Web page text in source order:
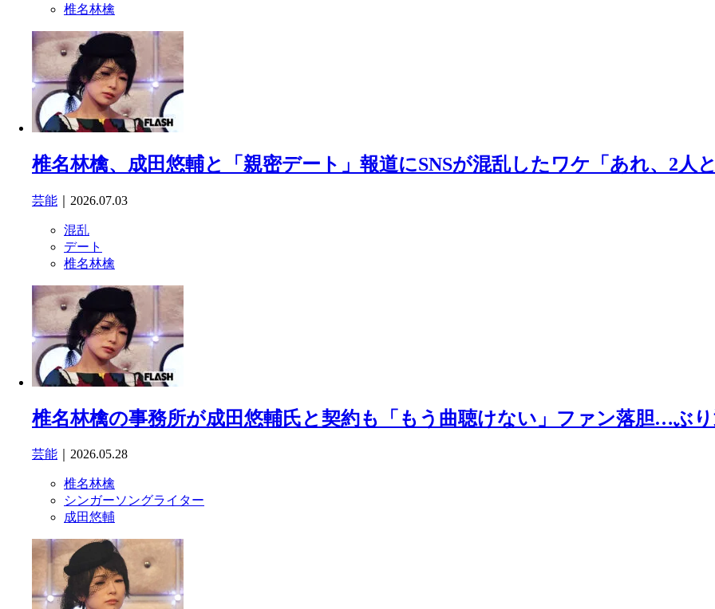
椎名林檎
椎名林檎、成田悠輔と「親密デート」報道にSNSが混乱したワケ「あれ、2人
芸能 ｜2026.07.03
混乱
デート
椎名林檎
椎名林檎の事務所が成田悠輔氏と契約も「もう曲聴けない」ファン落胆…ぶ
芸能 ｜2026.05.28
椎名林檎
シンガーソングライター
成田悠輔